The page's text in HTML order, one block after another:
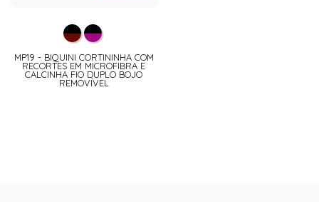
MP19 - BIQUINI CORTININHA COM
RECORTES EM MICROFIBRA E
CALCINHA FIO DUPLO BOJO
REMOVÍVEL